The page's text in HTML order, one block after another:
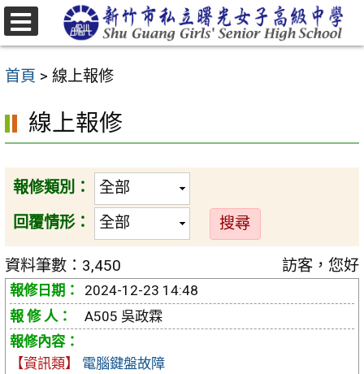
跳
至
要
容
首頁 > 線上報修
線上報修
報修類別：
回覆情形：
資料筆數：3,450 訪客，您好
2024-12-23 14:48
A505 吳政霖
【資訊類】 電腦鍵盤故障
選
單